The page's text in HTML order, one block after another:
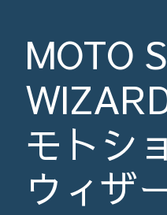
MOTO
モトシ
ウィザ